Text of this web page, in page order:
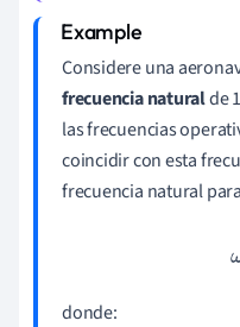
Considere una
frecuencia naturalde
las frecuencias
coincidir con esta
frecuencia natural
donde: